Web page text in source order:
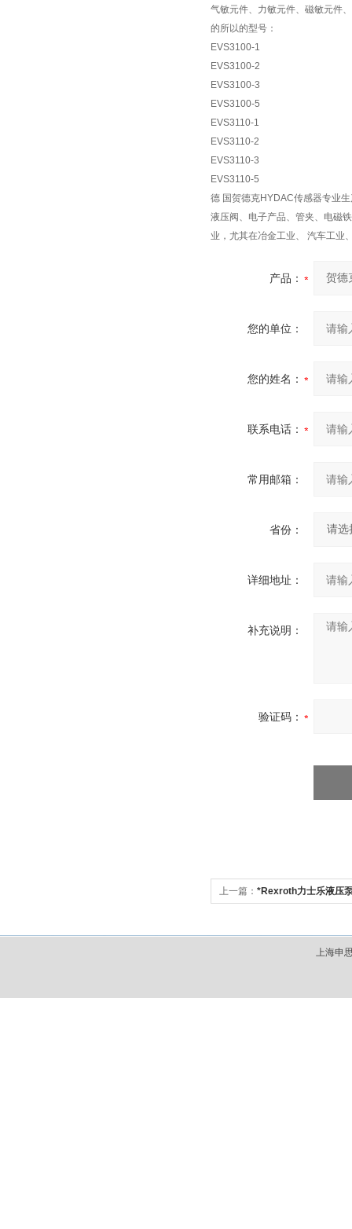
气敏元件、力敏元件、磁敏元件
的所以的型号：
EVS3100-1
EVS3100-2
EVS3100-3
EVS3100-5
EVS3110-1
EVS3110-2
EVS3110-3
EVS3110-5
德 国贺德克HYDAC传感器专业
液压阀、电子产品、管夹、电磁
业，尤其在冶金工业、 汽车工业
产品：
您的单位：
您的姓名：
联系电话：
常用邮箱：
省份：
详细地址：
补充说明：
验证码：
上一篇： *Rexroth力士乐液压
上海申